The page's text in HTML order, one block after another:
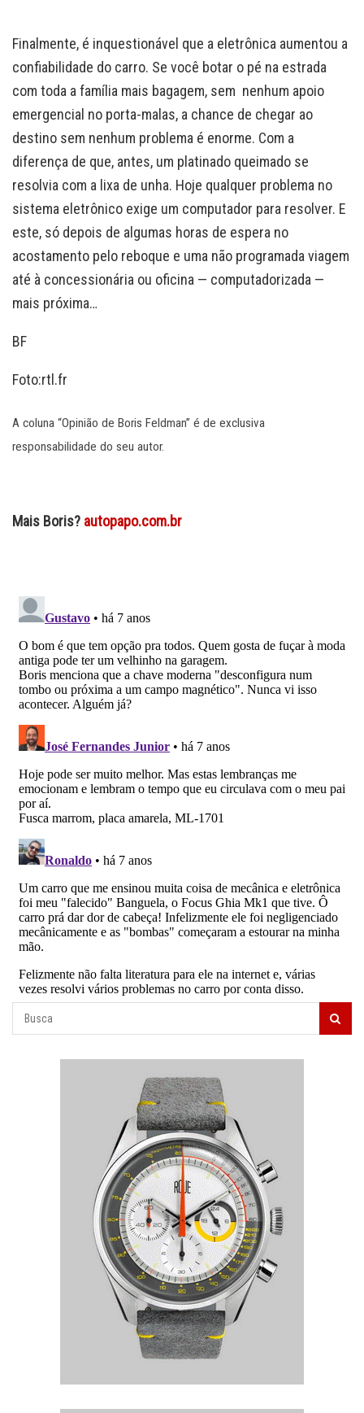
Finalmente, é inquestionável que a eletrônica aumentou a
confiabilidade do carro. Se você botar o pé na estrada
com toda a família mais bagagem, sem nenhum apoio
emergencial no porta-malas, a chance de chegar ao
destino sem nenhum problema é enorme. Com a
diferença de que, antes, um platinado queimado se
resolvia com a lixa de unha. Hoje qualquer problema no
sistema eletrônico exige um computador para resolver. E
este, só depois de algumas horas de espera no
acostamento pelo reboque e uma não programada viagem
até à concessionária ou oficina — computadorizada —
mais próxima…
BF
Foto:rtl.fr
A coluna “Opinião de Boris Feldman” é de exclusiva
responsabilidade do seu autor.
Mais Boris? autopapo.com.br